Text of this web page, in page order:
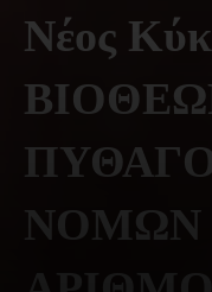
Νέος
ΝΟΜΩΝ